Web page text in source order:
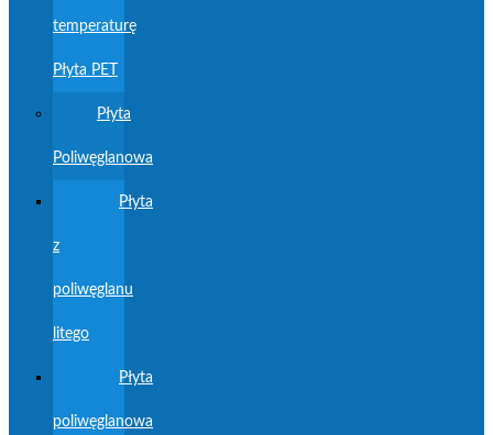
temperaturę
Płyta PET
Płyta
Poliwęglanowa
Płyta
z
poliwęglanu
litego
Płyta
poliwęglanowa